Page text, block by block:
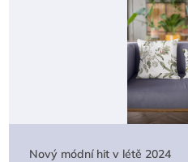
Nový módní hit v létě 2024